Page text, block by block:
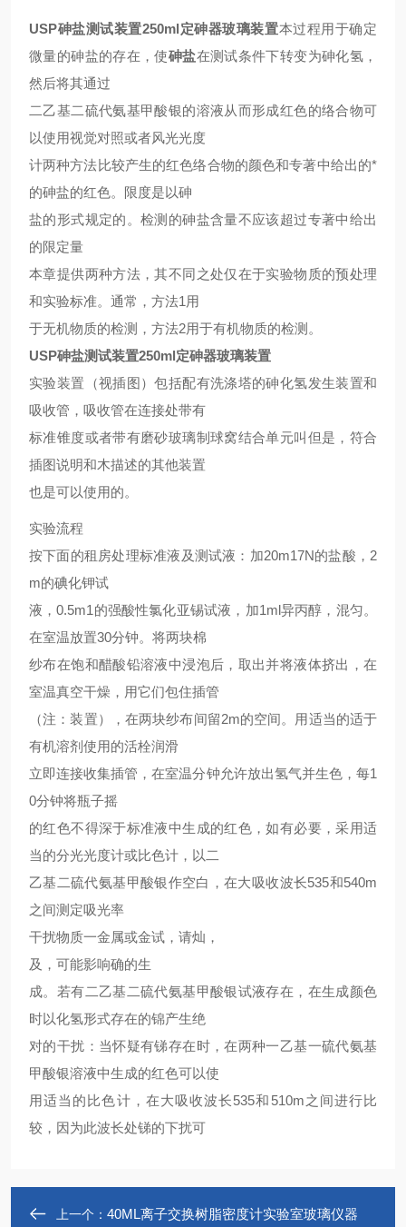
USP砷盐测试装置250ml定砷器玻璃装置本过程用于确定
微量的砷盐的存在，使砷盐在测试条件下转变为砷化氢，
然后将其通过
二乙基二硫代氨基甲酸银的溶液从而形成红色的络合物可
以使用视觉对照或者风光光度
计两种方法比较产生的红色络合物的颜色和专著中给出的*
的砷盐的红色。限度是以砷
盐的形式规定的。检测的砷盐含量不应该超过专著中给出
的限定量
本章提供两种方法，其不同之处仅在于实验物质的预处理
和实验标准。通常，方法1用
于无机物质的检测，方法2用于有机物质的检测。
USP砷盐测试装置250ml定砷器玻璃装置
实验装置（视插图）包括配有洗涤塔的砷化氢发生装置和
吸收管，吸收管在连接处带有
标准锥度或者带有磨砂玻璃制球窝结合单元叫但是，符合
插图说明和木描述的其他装置
也是可以使用的。
实验流程
按下面的租房处理标准液及测试液：加20m17N的盐酸，2
m的碘化钾试
液，0.5m1的强酸性氯化亚锡试液，加1ml异丙醇，混匀。
在室温放置30分钟。将两块棉
纱布在饱和醋酸铅溶液中浸泡后，取出并将液体挤出，在
室温真空干燥，用它们包住插管
（注：装置），在两块纱布间留2m的空间。用适当的适于
有机溶剂使用的活栓润滑
立即连接收集插管，在室温分钟允许放出氢气并生色，每1
0分钟将瓶子摇
的红色不得深于标准液中生成的红色，如有必要，采用适
当的分光光度计或比色计，以二
乙基二硫代氨基甲酸银作空白，在大吸收波长535和540m
之间测定吸光率
干扰物质一金属或金试，请灿，
及，可能影响确的生
成。若有二乙基二硫代氨基甲酸银试液存在，在生成颜色
时以化氢形式存在的锦产生绝
对的干扰：当怀疑有锑存在时，在两种一乙基一硫代氨基
甲酸银溶液中生成的红色可以使
用适当的比色计，在大吸收波长535和510m之间进行比
较，因为此波长处锑的下扰可
上一个： 40ML离子交换树脂密度计实验室玻璃仪器